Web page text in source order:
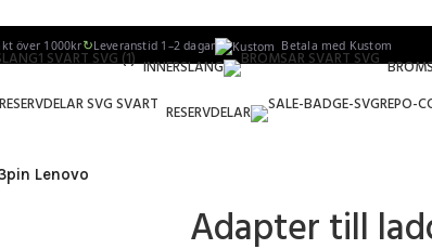
över 1000kr↻Leveranstid 1–2 dagar Betala med Kustom
INNERSLANG
RESERVDELAR
Lenovo
Adapter till